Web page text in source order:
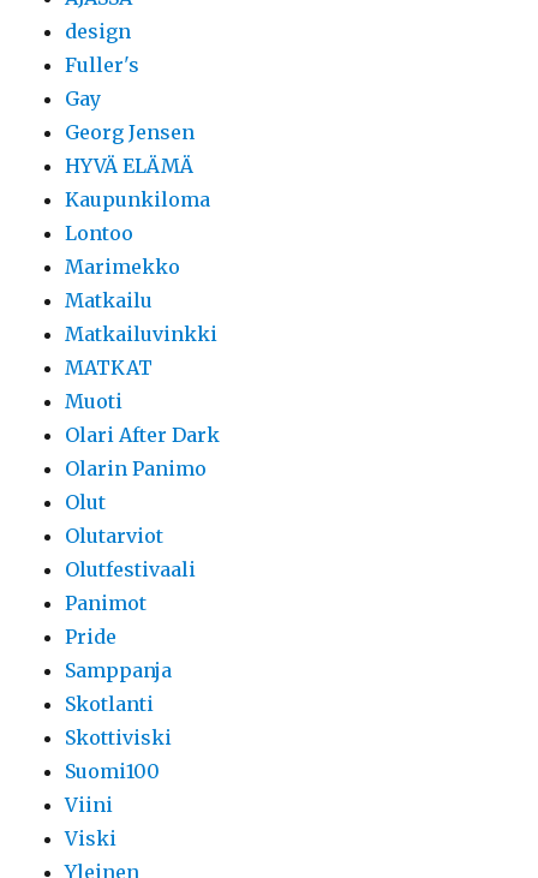
design
Fuller's
Gay
Georg Jensen
HYVÄ ELÄMÄ
Kaupunkiloma
Lontoo
Marimekko
Matkailu
Matkailuvinkki
MATKAT
Muoti
Olari After Dark
Olarin Panimo
Olut
Olutarviot
Olutfestivaali
Panimot
Pride
Samppanja
Skotlanti
Skottiviski
Suomi100
Viini
Viski
Yleinen